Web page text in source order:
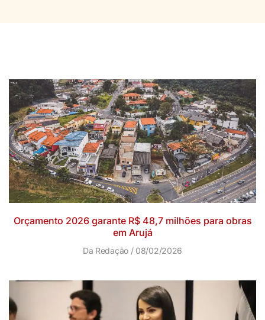
Orçamento 2026 garante R$ 48,7 milhões para obras
em Arujá
Da Redação 08/02/2026